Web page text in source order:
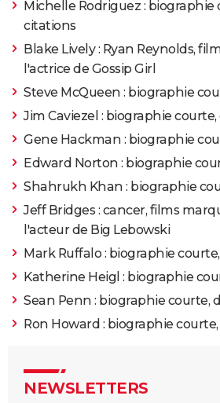
Michelle Rodriguez : biographie
citations
Blake Lively : Ryan Reynolds,
l'actrice de Gossip Girl
Steve McQueen : biographie
Jim Caviezel : biographie
Gene Hackman : biographie
Edward Norton : biographie
Shahrukh Khan : biographie
Jeff Bridges : cancer, films
l'acteur de Big Lebowski
Mark Ruffalo : biographie
Katherine Heigl : biographie
Sean Penn : biographie courte,
Ron Howard : biographie
NEWSLETTERS